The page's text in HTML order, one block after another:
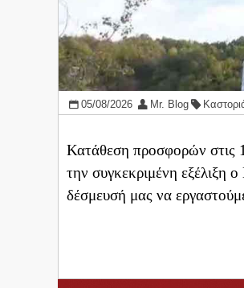
05/08/2026 Mr. Blog
Κατάθεση προσφορών στις
την συγκεκριμένη εξέλιξη
δέσμευσή μας να